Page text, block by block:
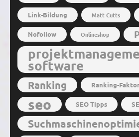
Link-Bildung Matt Cutts
Nofollow Onlineshop
software
Ranking Ranking-Faktor
seo SEO Tipps